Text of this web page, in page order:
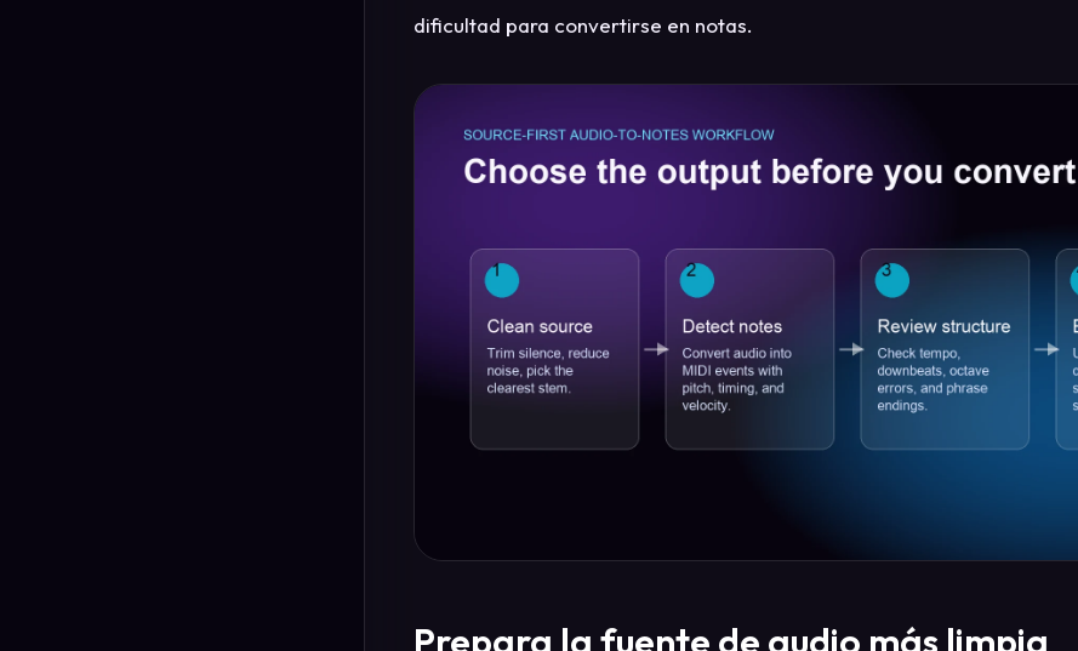
dificultad para convertirse en notas.
Prepara la fuente de audio más limpia